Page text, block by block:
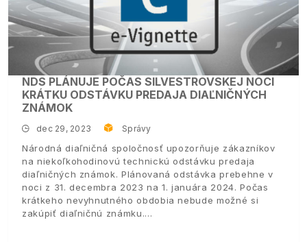
NDS PLÁNUJE POČAS SILVESTROVSKEJ NOCI
KRÁTKU ODSTÁVKU PREDAJA DIAĽNIČNÝCH
ZNÁMOK
dec 29, 2023 Správy
Národná diaľničná spoločnosť upozorňuje zákazníkov
na niekoľkohodinovú technickú odstávku predaja
diaľničných známok. Plánovaná odstávka prebehne v
noci z 31. decembra 2023 na 1. januára 2024. Počas
krátkeho nevyhnutného obdobia nebude možné si
zakúpiť diaľničnú známku.